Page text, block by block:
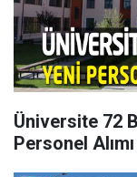
Üniversite 72
Personel